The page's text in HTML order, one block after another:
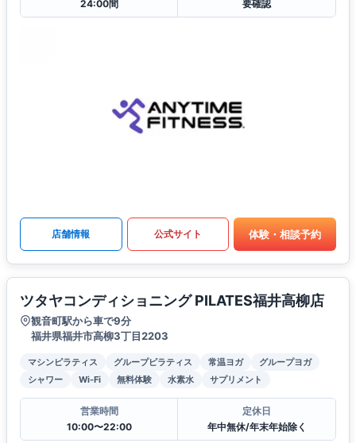
24:00間
要確認
店舗情報 公式サイト 体験・相談予約
ツタヤコンディショニング PILATES福井高柳店
観音町駅から車で9分
福井県福井市高柳3丁目2203
マシンピラティス グループピラティス 常温ヨガ
グループヨガ
シャワー
Wi-Fi 無料体験 水素水 サプリメント
営業時間
10:00〜22:00
定休日
年中無休/年末年始除く